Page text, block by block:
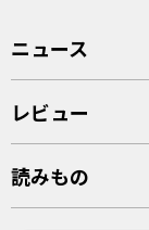
ニュース
レビュー
読みもの